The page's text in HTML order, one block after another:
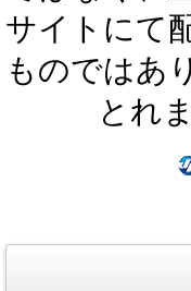
サイトにて
ものではあ
とれ